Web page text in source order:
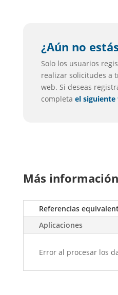
¿Aún no
Solo los usuarios
realizar solicitudes a
web. Si deseas
completa el
Más información
Referencias
Aplicaciones
Error al procesar los